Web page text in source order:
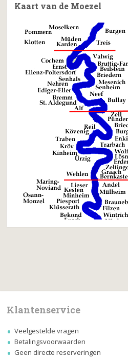
Kaart van de Moezel
Klantenservice
Veelgestelde vragen
Betalingsvoorwaarden
Geen directe reserveringen